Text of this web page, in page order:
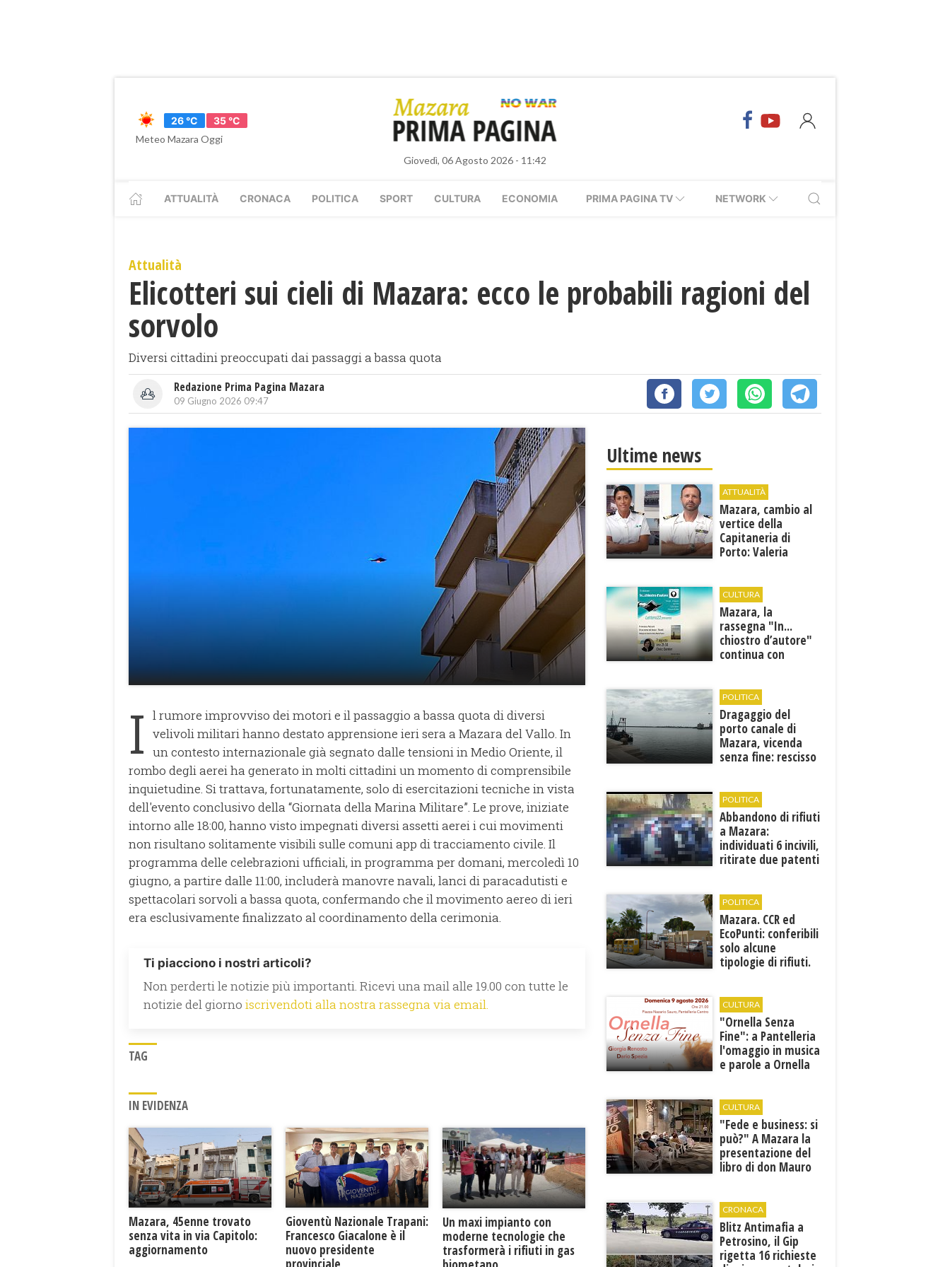
26 °C
35 °C
Meteo Mazara Oggi
Giovedì, 06 Agosto 2026 - 11:42
ATTUALITÀ CRONACA POLITICA SPORT CULTURA ECONOMIA PRIMA PAGINA TV NETWORK
Attualità
Elicotteri sui cieli di Mazara: ecco le probabili ragioni del
sorvolo
Diversi cittadini preoccupati dai passaggi a bassa quota
Redazione Prima Pagina Mazara
09 Giugno 2026 09:47
I l rumore improvviso dei motori e il passaggio a bassa quota di diversi
velivoli militari hanno destato apprensione ieri sera a Mazara del Vallo. In
un contesto internazionale già segnato dalle tensioni in Medio Oriente, il
rombo degli aerei ha generato in molti cittadini un momento di comprensibile
inquietudine. Si trattava, fortunatamente, solo di esercitazioni tecniche in vista
dell'evento conclusivo della “Giornata della Marina Militare”. Le prove, iniziate
intorno alle 18:00, hanno visto impegnati diversi assetti aerei i cui movimenti
non risultano solitamente visibili sulle comuni app di tracciamento civile. Il
programma delle celebrazioni ufficiali, in programma per domani, mercoledì 10
giugno, a partire dalle 11:00, includerà manovre navali, lanci di paracadutisti e
spettacolari sorvoli a bassa quota, confermando che il movimento aereo di ieri
era esclusivamente finalizzato al coordinamento della cerimonia.
Ti piacciono i nostri articoli?
Non perderti le notizie più importanti. Ricevi una mail alle 19.00 con tutte le
notizie del giorno iscrivendoti alla nostra rassegna via email.
TAG
IN EVIDENZA
Mazara, 45enne trovato
senza vita in via Capitolo:
aggiornamento
Gioventù Nazionale Trapani:
Francesco Giacalone è il
nuovo presidente
Un maxi impianto con
moderne tecnologie che
trasformerà i rifiuti in gas
Ultime news
ATTUALITÀ
Mazara, cambio al
vertice della
Capitaneria di
Porto: Valeria
CULTURA
Mazara, la
rassegna "In...
chiostro d’autore"
continua con
POLITICA
Dragaggio del
porto canale di
Mazara, vicenda
senza fine: rescisso
POLITICA
Abbandono di rifiuti
a Mazara:
individuati 6 incivili,
ritirate due patenti
POLITICA
Mazara. CCR ed
EcoPunti: conferibili
solo alcune
tipologie di rifiuti.
CULTURA
​"Ornella Senza
Fine": a Pantelleria
l'omaggio in musica
e parole a Ornella
CULTURA
"Fede e business: si
può?" A Mazara la
presentazione del
libro di don Mauro
CRONACA
Blitz Antimafia a
Petrosino, il Gip
rigetta 16 richieste